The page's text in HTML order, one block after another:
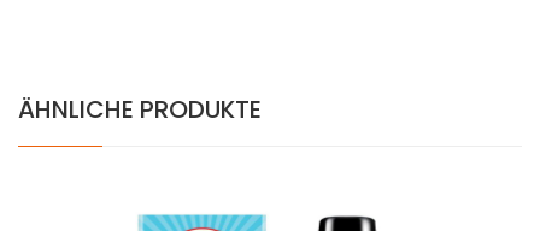
ÄHNLICHE PRODUKTE